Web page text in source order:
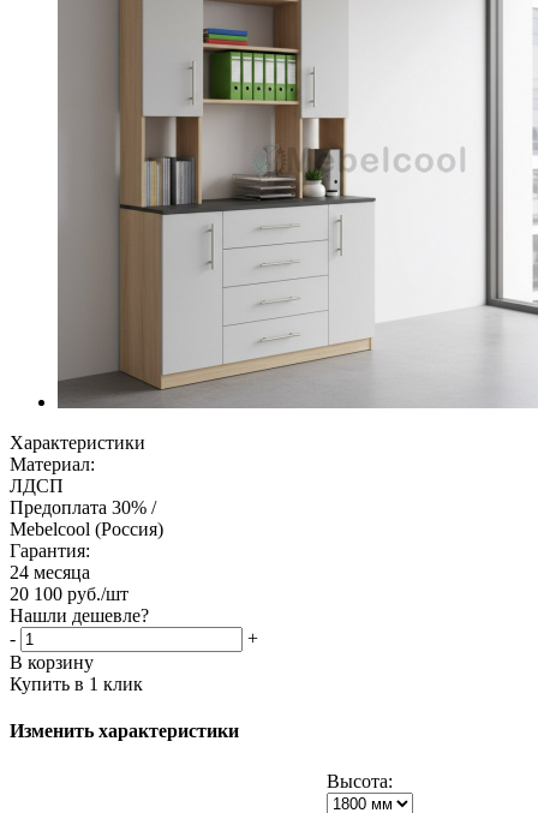
Характеристики
Материал:
ЛДСП
Предоплата 30% /
Mebelcool (Россия)
Гарантия:
24 месяца
20 100 руб./шт
Нашли дешевле?
-
+
В корзину
Купить в 1 клик
Изменить характеристики
Высота: